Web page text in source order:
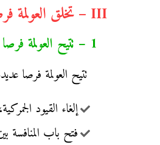
III – تخلق العولمة فرصا كثيرة للتعاون لكنها لا تخلو من مخاطر:
1 – تتيح العولمة فرصا عديدة للتنمية:
تتيح العولمة فرصا
إلغاء القيود
فتح باب المنافسة